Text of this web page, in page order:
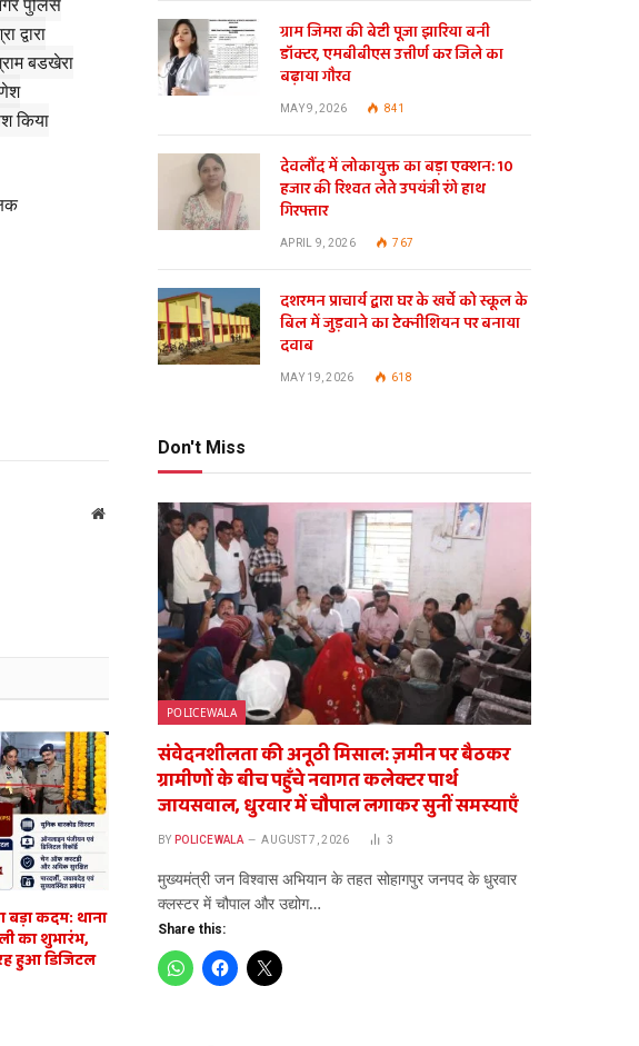
द्वारा
बडखेरा
किया
Website
बड़ा कदम: थाना
का शुभारंभ,
हुआ डिजिटल
ग्राम जिमरा की बेटी पूजा झारिया बनी
डॉक्टर, एमबीबीएस उत्तीर्ण कर जिले का
बढ़ाया गौरव
MAY 9, 2026 841
देवलौंद में लोकायुक्त का बड़ा एक्शन: 10
हजार की रिश्वत लेते उपयंत्री रंगे हाथ
गिरफ्तार
APRIL 9, 2026 767
दशरमन प्राचार्य द्वारा घर के खर्चे को स्कूल के
बिल में जुड़वाने का टेक्नीशियन पर बनाया
दवाब
MAY 19, 2026 618
Don't Miss
POLICEWALA
संवेदनशीलता की अनूठी मिसाल: ज़मीन पर बैठकर
ग्रामीणों के बीच पहुँचे नवागत कलेक्टर पार्थ
जायसवाल, धुरवार में चौपाल लगाकर सुनीं समस्याएँ
BY POLICEWALA AUGUST 7, 2026 3
​मुख्यमंत्री जन विश्वास अभियान के तहत सोहागपुर जनपद के धुरवार
क्लस्टर में चौपाल और उद्योग…
Share this: